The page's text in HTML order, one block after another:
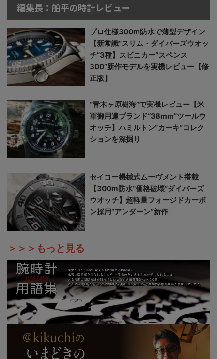
編集長：船平の時計レビュー
プロ仕様300m防水で薄型デザイン
【新常識“スリム・ダイバーズウオッ
チ”3種】スピニカー“スペンス
300”新作モデルを実機レビュー【修
正版】
“青木ヶ原樹海”で実機レビュー【米
軍御用達ブランド“38mm”ツールウ
オッチ】ハミルトン“カーキ”コレク
ションを深掘り
セイコー機械式ムーヴメント搭載
【300m防水“価格破壊”ダイバーズ
ウオッチ】超軽量フォージドカーボ
ン採用“アンダーン”新作
＞＞＞もっと見る